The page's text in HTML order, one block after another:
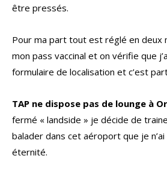
être pressés.
Pour ma part tout est réglé en deux
mon pass vaccinal et on vérifie que
formulaire de localisation et c’est
TAP ne dispose pas de lounge à
fermé « landside » je décide de
balader dans cet aéroport que je
éternité.